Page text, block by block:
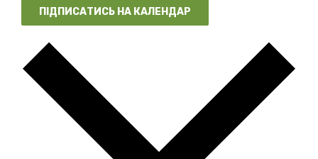
ПІДПИСАТИСЬ НА КАЛЕНДАР